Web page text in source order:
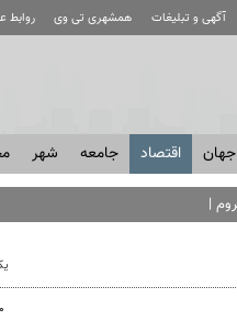
آگهی و تبلیغات همشهری تی وی
جهان اقتصاد جامعه شهر
۰ نفر